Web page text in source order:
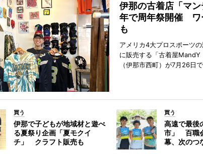
伊那の古着店「マン
年で周年祭開催 ワ
も
アメリカ4大プロスポーツ
に販売する「古着屋MandY
（伊那市西町）が7月26日
買う
伊那で子どもが地域材と遊べ
る夏祭り企画「夏モクイ
チ」 クラフト販売も
買う
高遠で最後
市」 百職
幕、次のつ